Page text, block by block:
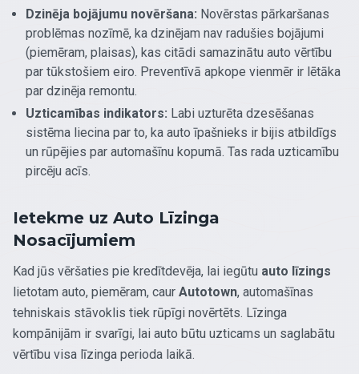
Dzinēja bojājumu novēršana: Novērstas pārkaršanas
problēmas nozīmē, ka dzinējam nav radušies bojājumi
(piemēram, plaisas), kas citādi samazinātu auto vērtību
par tūkstošiem eiro. Preventīvā apkope vienmēr ir lētāka
par dzinēja remontu.
Uzticamības indikators: Labi uzturēta dzesēšanas
sistēma liecina par to, ka auto īpašnieks ir bijis atbildīgs
un rūpējies par automašīnu kopumā. Tas rada uzticamību
pircēju acīs.
Ietekme uz Auto Līzinga
Nosacījumiem
Kad jūs vēršaties pie kredītdevēja, lai iegūtu auto līzings
lietotam auto, piemēram, caur Autotown, automašīnas
tehniskais stāvoklis tiek rūpīgi novērtēts. Līzinga
kompānijām ir svarīgi, lai auto būtu uzticams un saglabātu
vērtību visa līzinga perioda laikā.